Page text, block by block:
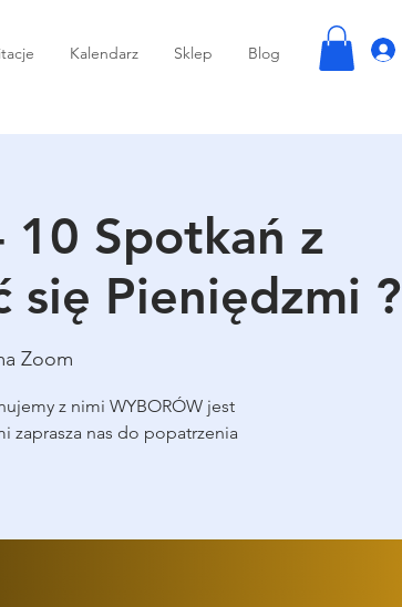
Kalendarz Sklep Blog
10 Spotkań z
się Pieniędzmi ?
Zoom
z nimi WYBORÓW jest
zaprasza nas do popatrzenia